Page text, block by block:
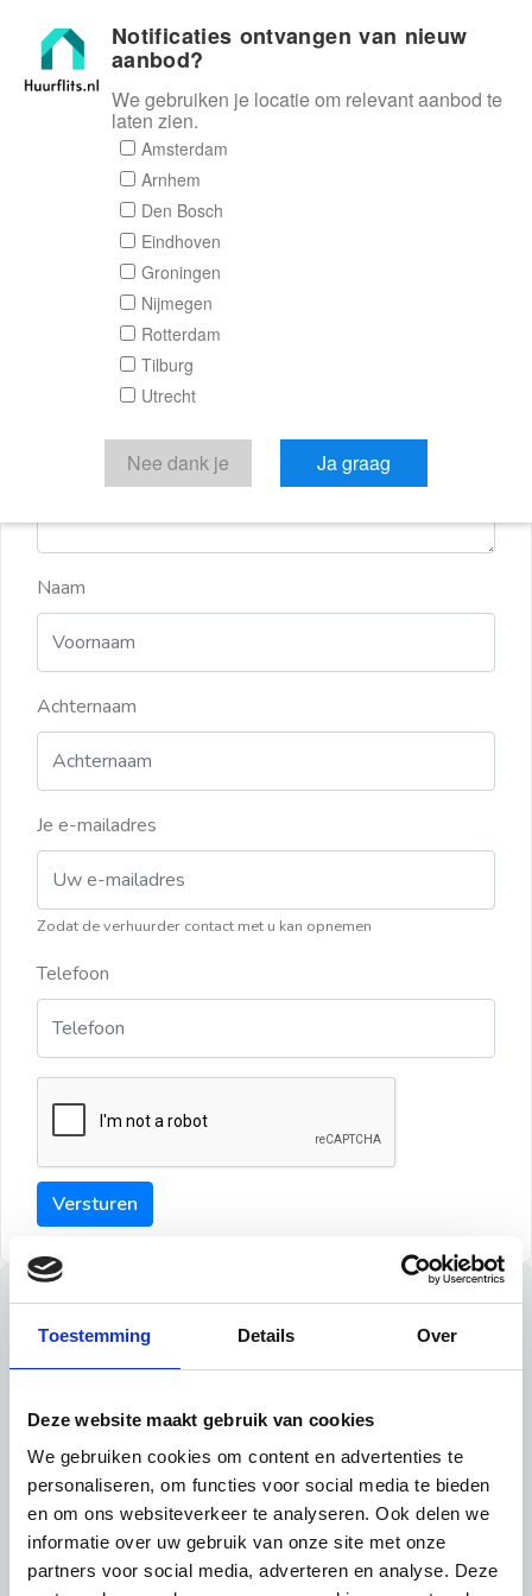
Toestemming Details Over
Deze website maakt gebruik van cookies
We gebruiken cookies om content en advertenties te
personaliseren, om functies voor social media te bieden
en om ons websiteverkeer te analyseren. Ook delen we
informatie over uw gebruik van onze site met onze
partners voor social media, adverteren en analyse. Deze
Huurflits
Reactieformulier
Huurflits
Verstuur je bericht
Door een bericht te sturen kom je in contact met de
aanbieder of makelaar van de woning.
Naam
Achternaam
Je e-mailadres
Zodat de verhuurder contact met u kan opnemen
Telefoon
Versturen
Tips
Tip 1:
Schrijf een duidelijke introductie en geef de volgende
informatie mee:
Ben je student, werkachtig of werkzoekend
Notificaties ontvangen van nieuw
aanbod?
We gebruiken je locatie om relevant aanbod te
laten zien.
Amsterdam
Arnhem
Den Bosch
Eindhoven
Groningen
Nijmegen
Rotterdam
Tilburg
Utrecht
Nee dank je Ja graag